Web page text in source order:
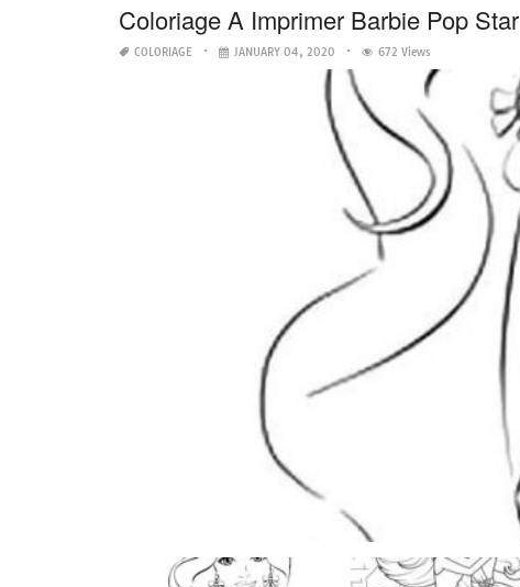
Coloriage A Imprimer Barbie Pop Star
COLORIAGE JANUARY 04, 2020 672 Views